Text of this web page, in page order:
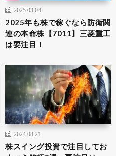
2025.03.04
2025年も株で稼ぐなら防衛関
連の本命株【7011】三菱重工
は要注目！
2024.08.21
株スイング投資で注目してお